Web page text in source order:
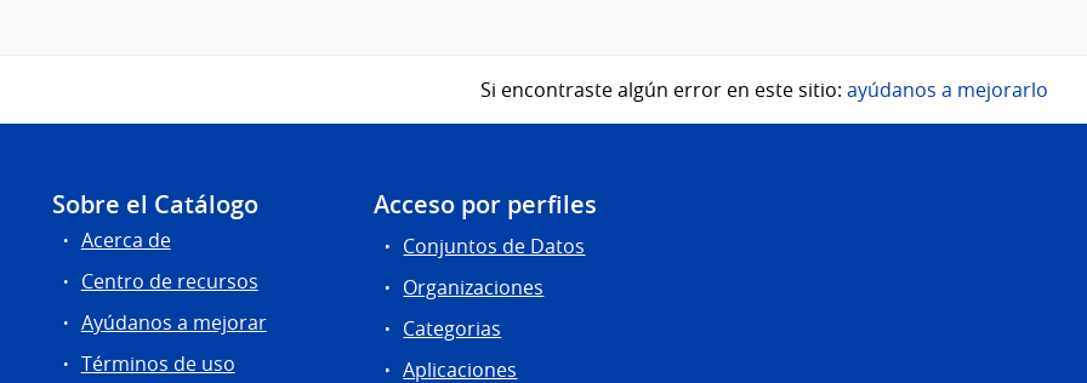
Si encontraste algún error en este sitio: ayúdanos a mejorarlo
Sobre el Catálogo
Acerca de
Centro de recursos
Ayúdanos a mejorar
Términos de uso
Acceso por perfiles
Conjuntos de Datos
Organizaciones
Categorias
Aplicaciones